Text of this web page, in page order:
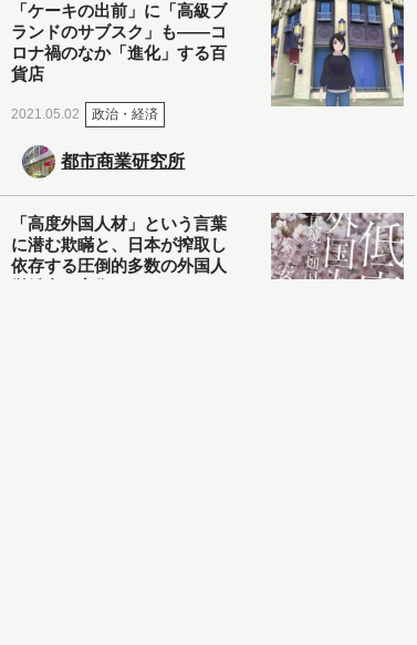
「ケーキの出前」に「高級ブ
ランドのサブスク」も――コ
ロナ禍のなか「進化」する百
貨店
2021.05.02 政治・経済
都市商業研究所
「高度外国人材」という言葉
に潜む欺瞞と、日本が搾取し
依存する圧倒的多数の外国人